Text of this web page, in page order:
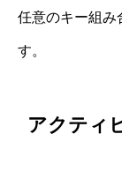
任意のキー組み
す。
アクティ